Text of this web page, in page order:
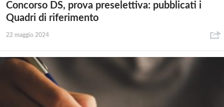
Concorso DS, prova preselettiva: pubblicati i
Quadri di riferimento
22 maggio 2024